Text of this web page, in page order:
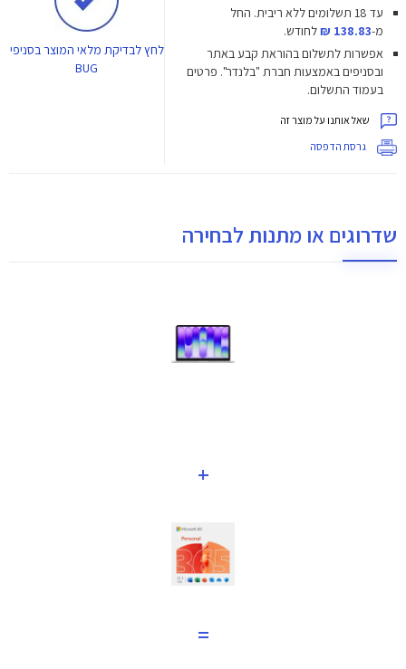
עד 18 תשלומים ללא ריבית.
החל
מ-138.83 ₪
לחודש.
אפשרות לתשלום בהוראת קבע באתר
ובסניפים באמצעות חברת "בלנדר". פרטים
בעמוד התשלום.
שאל אותנו על מוצר זה
גרסת הדפסה
לחץלבדיקת מלאי המוצר בסניפי
BUG
שדרוגים או מתנות לבחירה
+
=